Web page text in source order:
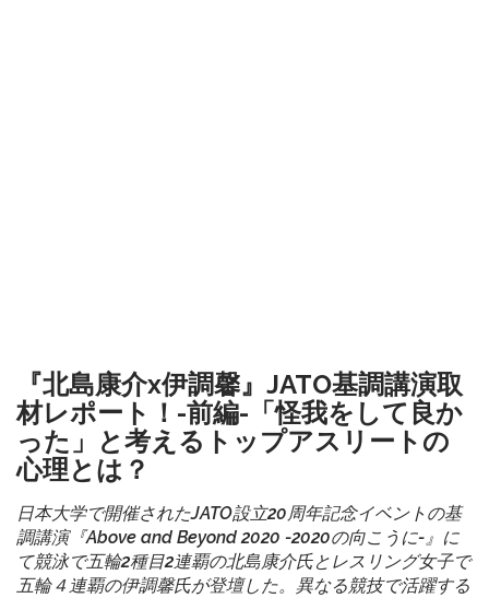
『北島康介x伊調馨』JATO基調講演取
材レポート！-前編-「怪我をして良か
った」と考えるトップアスリートの
心理とは？
日本大学で開催されたJATO設立20周年記念イベントの基
調講演『Above and Beyond 2020 -2020の向こうに-』に
て競泳で五輪2種目2連覇の北島康介氏とレスリング女子で
五輪４連覇の伊調馨氏が登壇した。異なる競技で活躍する